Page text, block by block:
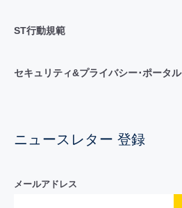
ST行動規範
セキュリティ&プライバシー･ポータル
ニュースレター 登録
メールアドレス